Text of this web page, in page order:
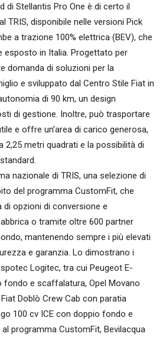
di Stellantis Pro One è di certo il
TRIS, disponibile nelle versioni Pick
a trazione 100% elettrica (BEV), che
esposto in Italia. Progettato per
domanda di soluzioni per la
e sviluppato dal Centro Stile Fiat in
di 90 km, un design
di gestione. Inoltre, può trasportare
e offre un’area di carico generosa,
2,25 metri quadrati e la possibilità di
nazionale di TRIS, una selezione di
del programma CustomFit, che
di opzioni di conversione e
o tramite oltre 600 partner
mantenendo sempre i più elevati
e garanzia. Lo dimostrano i
Logitec, tra cui Peugeot E-
fondo e scaffalatura, Opel Movano
Doblò Crew Cab con paratia
100 cv ICE con doppio fondo e
programma CustomFit, Bevilacqua